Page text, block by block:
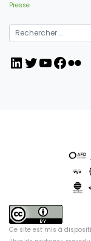
Presse
LinkedIn
Twitter
YouTube
Ce site est mis à